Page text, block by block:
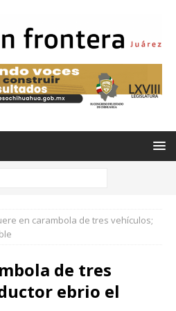
en carambola de tres vehículos;
de tres
ebrio el